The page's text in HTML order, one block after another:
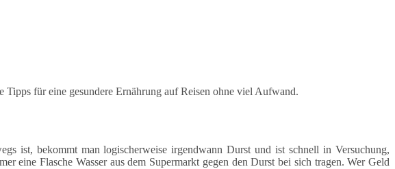
Tipps für eine gesundere Ernährung auf Reisen ohne viel Aufwand.
ist, bekommt man logischerweise irgendwann Durst und ist schnell in Versuchung,
eine Flasche Wasser aus dem Supermarkt gegen den Durst bei sich tragen. Wer Geld